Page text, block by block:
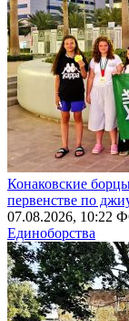
Конаковские
первенстве по
07.08.2026, 10:22
Единоборства